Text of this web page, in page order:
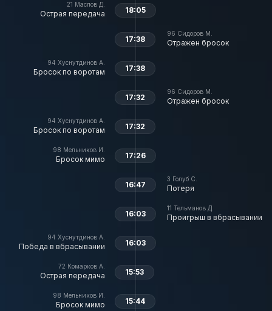
21 Маслов Д.
Острая передача 18:05
96 Сидоров М.
Отражен бросок
17:38
94 Хуснутдинов А.
Бросок по воротам 17:38
96 Сидоров М.
Отражен бросок
17:32
94 Хуснутдинов А.
Бросок по воротам 17:32
98 Мельников И.
Бросок мимо 17:26
3 Голуб С.
Потеря
16:47
11 Тельманов Д.
Проигрыш в вбрасывании
16:03
94 Хуснутдинов А.
Победа в вбрасывании 16:03
72 Комарков А.
Острая передача 15:53
98 Мельников И.
Бросок мимо 15:44